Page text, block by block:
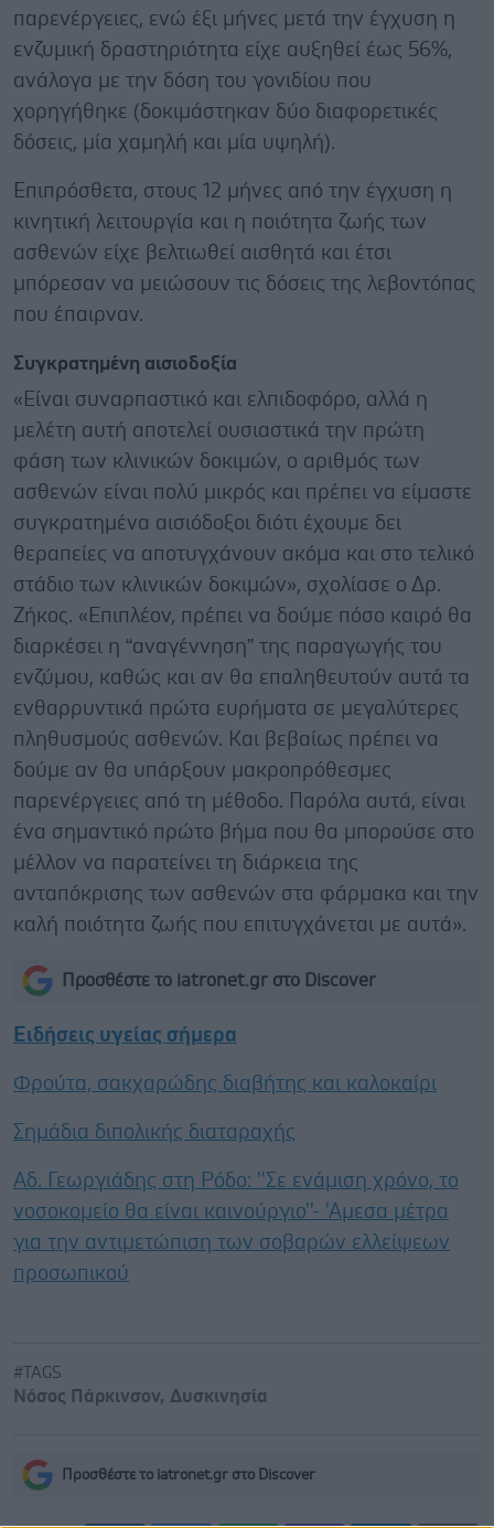
παρενέργειες, ενώ έξι μήνες μετά την έγχυση η
ενζυμική δραστηριότητα είχε αυξηθεί έως 56%,
ανάλογα με την δόση του γονιδίου που
χορηγήθηκε (δοκιμάστηκαν δύο διαφορετικές
δόσεις, μία χαμηλή και μία υψηλή).
Επιπρόσθετα, στους 12 μήνες από την έγχυση η
κινητική λειτουργία και η ποιότητα ζωής των
ασθενών είχε βελτιωθεί αισθητά και έτσι
μπόρεσαν να μειώσουν τις δόσεις της λεβοντόπας
που έπαιρναν.
Συγκρατημένη αισιοδοξία
«Είναι συναρπαστικό και ελπιδοφόρο, αλλά η
μελέτη αυτή αποτελεί ουσιαστικά την πρώτη
φάση των κλινικών δοκιμών, ο αριθμός των
ασθενών είναι πολύ μικρός και πρέπει να είμαστε
συγκρατημένα αισιόδοξοι διότι έχουμε δει
θεραπείες να αποτυγχάνουν ακόμα και στο τελικό
στάδιο των κλινικών δοκιμών», σχολίασε ο Δρ.
Ζήκος. «Επιπλέον, πρέπει να δούμε πόσο καιρό θα
διαρκέσει η “αναγέννηση” της παραγωγής του
ενζύμου, καθώς και αν θα επαληθευτούν αυτά τα
ενθαρρυντικά πρώτα ευρήματα σε μεγαλύτερες
πληθυσμούς ασθενών. Και βεβαίως πρέπει να
δούμε αν θα υπάρξουν μακροπρόθεσμες
παρενέργειες από τη μέθοδο. Παρόλα αυτά, είναι
ένα σημαντικό πρώτο βήμα που θα μπορούσε στο
μέλλον να παρατείνει τη διάρκεια της
ανταπόκρισης των ασθενών στα φάρμακα και την
καλή ποιότητα ζωής που επιτυγχάνεται με αυτά».
Προσθέστε το iatronet.gr στο Discover
Ειδήσεις υγείας σήμερα
Φρούτα, σακχαρώδης διαβήτης και καλοκαίρι
Σημάδια διπολικής διαταραχής
Αδ. Γεωργιάδης στη Ρόδο: ''Σε ενάμιση χρόνο, το
νοσοκομείο θα είναι καινούργιο''- 'Αμεσα μέτρα
για την αντιμετώπιση των σοβαρών ελλείψεων
προσωπικού
#TAGS
Νόσος Πάρκινσον, Δυσκινησία
Προσθέστε το iatronet.gr στο Discover